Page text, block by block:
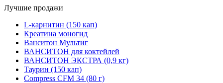
Лучшие продажи
L-карнитин (150 кап)
Креатина моногид
Ванситон Мультиг
ВАНСИТОН для коктейлей
ВАНСИТОН ЭКСТРА (0,9 кг)
Таурин (150 кап)
Compress CFM 34 (80 г)